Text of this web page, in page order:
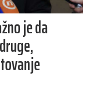
je da